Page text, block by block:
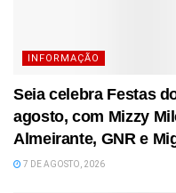
INFORMAÇÃO
Seia celebra Festas
agosto, com Mizzy
Almeirante, GNR e
7 DE AGOSTO, 2026